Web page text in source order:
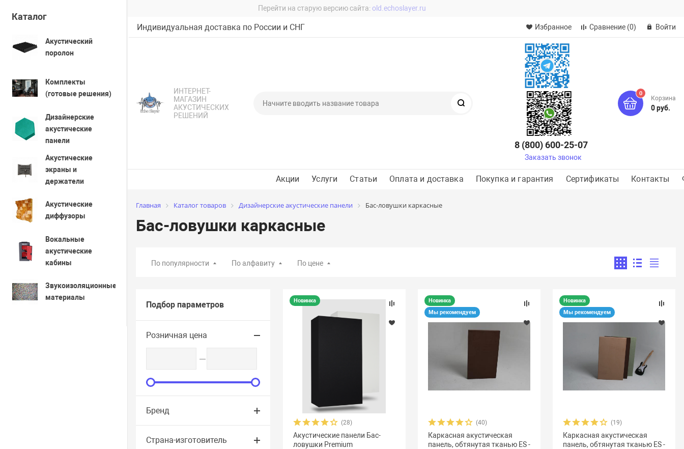
Перейти на старую версию сайта: old.echoslayer.ru
Индивидуальная доставка по России и СНГ Избранное Сравнение (0) Войти
ИНТЕРНЕТ-
МАГАЗИН
АКУСТИЧЕСКИХ
РЕШЕНИЙ
8 (800) 600-25-07
Заказать звонок
0
Корзина
0 руб.
Акции Услуги Статьи Оплата и доставка Покупка и гарантия Сертификаты Контакты
Каталог
Акустический
поролон
Комплекты
(готовые решения)
Дизайнерские
акустические
панели
Акустические
экраны и
держатели
Акустические
диффузоры
Вокальные
акустические
кабины
Звукоизоляционные
материалы
Главная Каталог товаров Дизайнерские акустические панели Бас-ловушки каркасные
Бас-ловушки каркасные
По популярности По алфавиту По цене
Подбор параметров
Розничная цена
Бренд
Страна-изготовитель
Новинка
(28)
Акустические панели Бас-
ловушки Premium
Новинка
Мы рекомендуем
(40)
Каркасная акустическая
панель, обтянутая тканью ES -
Новинка
Мы рекомендуем
(19)
Каркасная акустическая
панель, обтянутая тканью ES -